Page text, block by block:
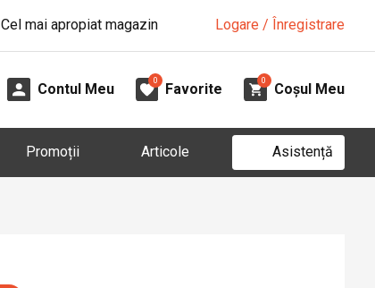
Cel mai apropiat magazin Logare / Înregistrare
Contul Meu
0
Favorite
0
Coșul Meu
Promoții Articole Asistență